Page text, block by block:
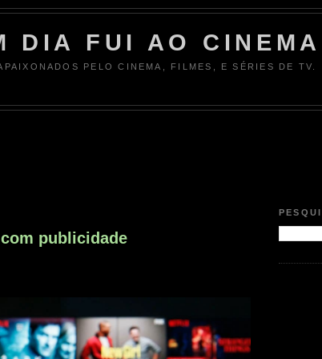
DIA FUI AO CINEMA
PELO CINEMA, FILMES, E SÉRIES DE TV.
publicidade